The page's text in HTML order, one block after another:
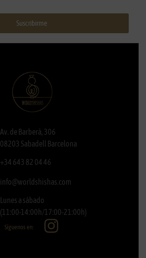
Suscribirme
Av. de Barberà, 306
08203 Sabadell Barcelona
+34 643 82 04 46
info@worldshishas.com
Lunes a sábado
(11:00-14:00h/17:00-21:00h)
Síguenos en: